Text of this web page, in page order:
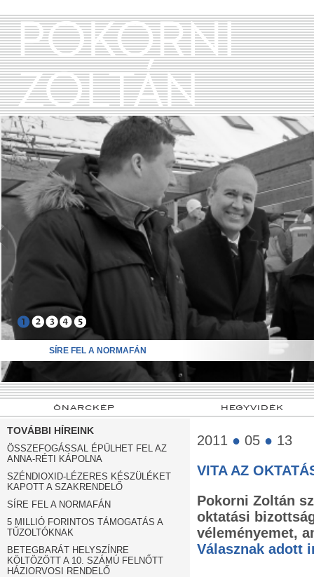
SÍRE FEL A NORMAFÁN
➎
ÖNARCKÉP HEGYVIDÉK
TOVÁBBI HÍREINK
ÖSSZEFOGÁSSAL ÉPÜLHET FEL AZ
ANNA-RÉTI KÁPOLNA
SZÉNDIOXID-LÉZERES KÉSZÜLÉKET
KAPOTT A SZAKRENDELŐ
SÍRE FEL A NORMAFÁN
5 MILLIÓ FORINTOS TÁMOGATÁS A
TŰZOLTÓKNAK
BETEGBARÁT HELYSZÍNRE
KÖLTÖZÖTT A 10. SZÁMÚ FELNŐTT
HÁZIORVOSI RENDELŐ
2011 ● 05 ● 13
VITA AZ
Pokorni Zoltán
oktatási
véleményemet,
Válasznak adott